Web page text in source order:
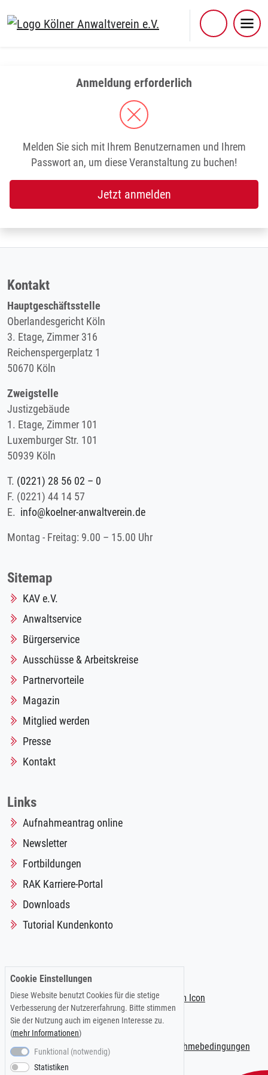
Anmeldung erforderlich
Melden Sie sich mit Ihrem Benutzernamen und Ihrem
Passwort an, um diese Veranstaltung zu buchen!
Jetzt anmelden
Kontakt
Hauptgeschäftsstelle
Oberlandesgericht Köln
3. Etage, Zimmer 316
Reichenspergerplatz 1
50670 Köln
Zweigstelle
Justizgebäude
1. Etage, Zimmer 101
Luxemburger Str. 101
50939 Köln
T. (0221) 28 56 02 – 0
F. (0221) 44 14 57
E. info@koelner-anwaltverein.de
Montag - Freitag: 9.00 – 15.00 Uhr
Sitemap
KAV e.V.
Anwaltservice
Bürgerservice
Ausschüsse & Arbeitskreise
Partnervorteile
Magazin
Mitglied werden
Presse
Kontakt
Links
Aufnahmeantrag online
Newsletter
Fortbildungen
RAK Karriere-Portal
Downloads
Tutorial Kundenkonto
Impressum |Datenschutzerklärung Teilnahmebedingungen
Cookie Einstellungen
Diese Website benutzt Cookies für die stetige
Verbesserung der Nutzererfahrung. Bitte stimmen
Sie der Nutzung auch im eigenen Interesse zu.
(mehr Informationen)
Funktional (notwendig)
Statistiken